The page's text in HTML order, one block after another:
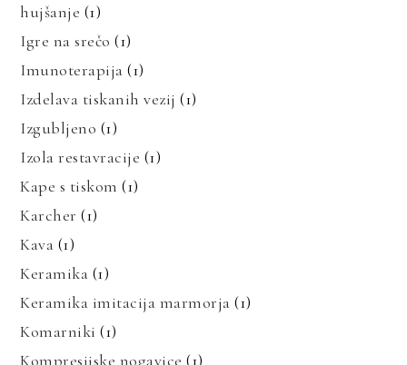
hujšanje (1)
Igre na srečo (1)
Imunoterapija (1)
Izdelava tiskanih vezij (1)
Izgubljeno (1)
Izola restavracije (1)
Kape s tiskom (1)
Karcher (1)
Kava (1)
Keramika (1)
Keramika imitacija marmorja (1)
Komarniki (1)
Kompresijske nogavice (1)